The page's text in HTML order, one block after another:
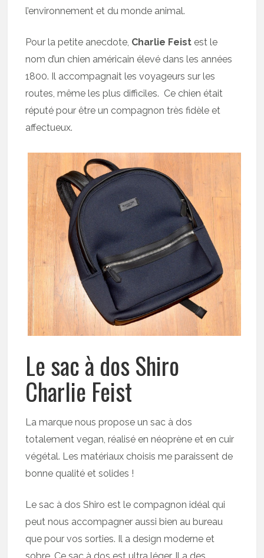
l’environnement et du monde animal.
Pour la petite anecdote, Charlie Feist est le
nom d’un chien américain élevé dans les années
1800. Il accompagnait les voyageurs sur les
routes, même les plus difficiles. Ce chien était
réputé pour être un compagnon très fidèle et
affectueux.
Le sac à dos Shiro
Charlie Feist
La marque nous propose un sac à dos
totalement vegan, réalisé en néoprène et en cuir
végétal. Les matériaux choisis me paraissent de
bonne qualité et solides !
Le sac à dos Shiro est le compagnon idéal qui
peut nous accompagner aussi bien au bureau
que pour vos sorties. Il a design moderne et